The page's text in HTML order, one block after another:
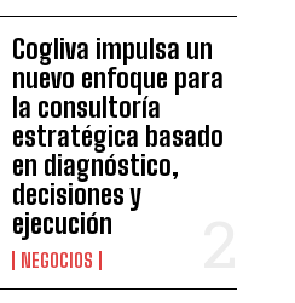
Cogliva impulsa un
nuevo enfoque para
la consultoría
estratégica basado
en diagnóstico,
decisiones y
ejecución
NEGOCIOS